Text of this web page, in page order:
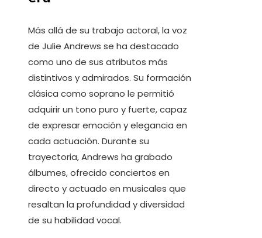
Más allá de su trabajo actoral, la voz
de Julie Andrews se ha destacado
como uno de sus atributos más
distintivos y admirados. Su formación
clásica como soprano le permitió
adquirir un tono puro y fuerte, capaz
de expresar emoción y elegancia en
cada actuación. Durante su
trayectoria, Andrews ha grabado
álbumes, ofrecido conciertos en
directo y actuado en musicales que
resaltan la profundidad y diversidad
de su habilidad vocal.